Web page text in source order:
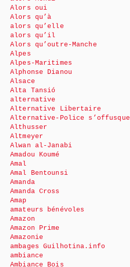
Alors oui
Alors qu’à
alors qu’elle
alors qu’il
Alors qu’outre-Manche
Alpes
Alpes-Maritimes
Alphonse Dianou
Alsace
Alta Tansió
alternative
Alternative Libertaire
Alternative-Police s’offusque
Althusser
Altmeyer
Alwan al-Janabi
Amadou Koumé
Amal
Amal Bentounsi
Amanda
Amanda Cross
Amap
amateurs bénévoles
Amazon
Amazon Prime
Amazonie
ambages Guilhotina.info
ambiance
Ambiance Bois